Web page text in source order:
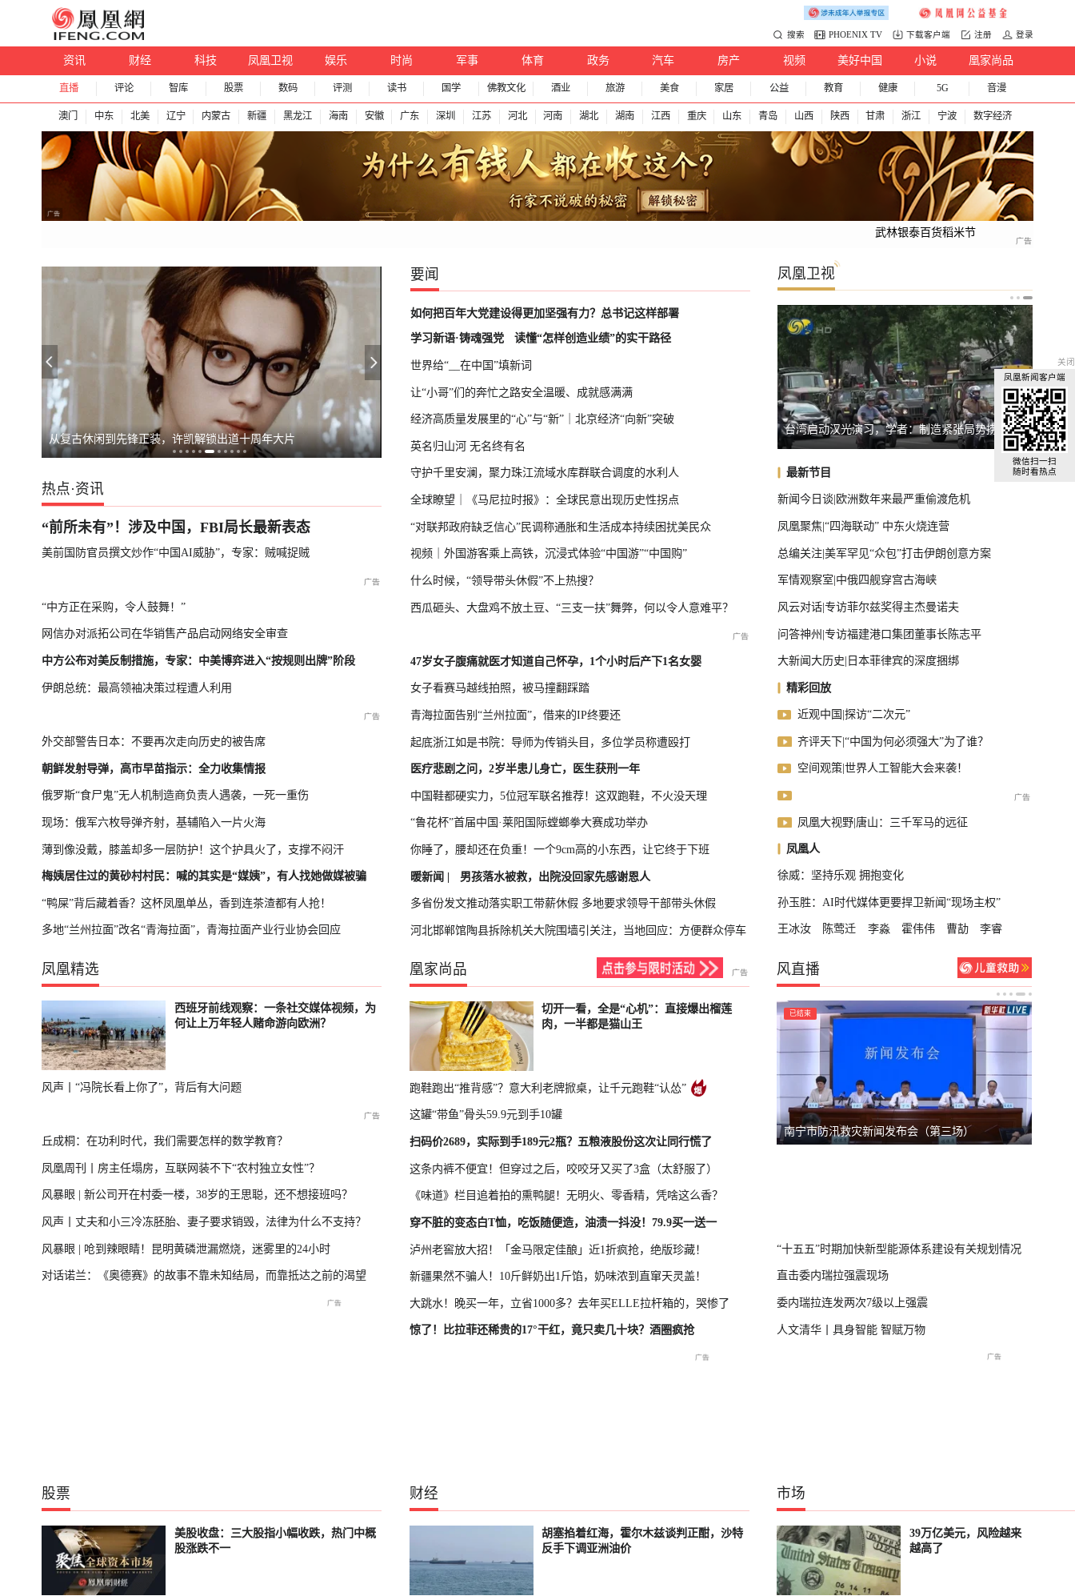
搜索 PHOENIX TV 下载客户端 注册 登录
资讯 财经 科技 凤凰卫视 娱乐 时尚 军事 体育 政务 汽车 房产 视频 美好中国 小说 凰家尚品
直播 评论 智库 股票 数码 评测 读书 国学 佛教文化 酒业 旅游 美食 家居 公益 教育 健康 5G 音漫
澳门 中东 北美 辽宁 内蒙古 新疆 黑龙江 海南 安徽 广东 深圳 江苏 河北 河南 湖北 湖南 江西 重庆 山东 青岛 山西 陕西 甘肃 浙江 宁波 数字经济
武林银泰百货稻米节
从复古休闲到先锋正装，许凯解锁出道十周年大片 越南将再购买18架俄制雅克-130M 古有朱元璋借它不还！今有故宫专家亲自背书，这聚宝盆有多神？
热点 ·资讯
“前所未有”！涉及中国，FBI局长最新表态
美前国防官员撰文炒作“中国AI威胁”，专家：贼喊捉贼
“中方正在采购，令人鼓舞！”
网信办对派拓公司在华销售产品启动网络安全审查
中方公布对美反制措施，专家：中美博弈进入“按规则出牌”阶段
伊朗总统：最高领袖决策过程遭人利用
外交部警告日本：不要再次走向历史的被告席
朝鲜发射导弹，高市早苗指示：全力收集情报
俄罗斯“食尸鬼”无人机制造商负责人遇袭，一死一重伤
现场：俄军六枚导弹齐射，基辅陷入一片火海
薄到像没戴，膝盖却多一层防护！这个护具火了，支撑不闷汗
梅姨居住过的黄砂村村民：喊的其实是“媒姨”，有人找她做媒被骗
“鸭屎”背后藏着香？这杯凤凰单丛，香到连茶渣都有人抢！
多地“兰州拉面”改名“青海拉面”，青海拉面产业行业协会回应
要闻
如何把百年大党建设得更加坚强有力？总书记这样部署
学习新语·铸魂强党
读懂“怎样创造业绩”的实干路径
世界给“__在中国”填新词
让“小哥”们的奔忙之路安全温暖、成就感满满
经济高质量发展里的“心”与“新”｜北京经济“向新”突破
英名归山河 无名终有名
守护千里安澜，聚力珠江流域水库群联合调度的水利人
全球瞭望｜《马尼拉时报》：全球民意出现历史性拐点
“对联邦政府缺乏信心”民调称通胀和生活成本持续困扰美民众
视频｜外国游客乘上高铁，沉浸式体验“中国游”“中国购”
什么时候，“领导带头休假”不上热搜？
西瓜砸头、大盘鸡不放土豆、“三支一扶”舞弊，何以令人意难平？
47岁女子腹痛就医才知道自己怀孕，1个小时后产下1名女婴
女子看赛马越线拍照，被马撞翻踩踏
青海拉面告别“兰州拉面”，借来的IP终要还
起底浙江如是书院：导师为传销头目，多位学员称遭殴打
医疗悲剧之问，2岁半患儿身亡，医生获刑一年
中国鞋都硬实力，5位冠军联名推荐！这双跑鞋，不火没天理
“鲁花杯”首届中国·莱阳国际螳螂拳大赛成功举办
你睡了，腰却还在负重！一个9cm高的小东西，让它终于下班
暖新闻 | 男孩落水被救，出院没回家先感谢恩人
多省份发文推动落实职工带薪休假 多地要求领导干部带头休假
河北邯郸馆陶县拆除机关大院围墙引关注，当地回应：方便群众停车
凤凰卫视
捞预算 专家：朝鲜发射导弹，威慑日本意图明显 俄罗斯警告德国援乌：或招致灾难性后果 台湾启动汉光演习，学者：制造紧张局势捞预算 专家：朝鲜发射导弹，威慑日本意图明显
最新节目
新闻今日谈|欧洲数年来最严重偷渡危机
凤凰聚焦|“四海联动” 中东火烧连营
总编关注|美军罕见“众包”打击伊朗创意方案
军情观察室|中俄四舰穿宫古海峡
风云对话|专访菲尔兹奖得主杰曼诺夫
问答神州|专访福建港口集团董事长陈志平
大新闻大历史|日本菲律宾的深度捆绑
精彩回放
近观中国|探访“二次元”
齐评天下|“中国为何必须强大”为了谁？
空间观策|世界人工智能大会来袭！
凤凰大视野|唐山：三千军马的远征
凤凰人
徐威：坚持乐观 拥抱变化
孙玉胜：AI时代媒体更要捍卫新闻“现场主权”
王冰汝 陈莺迁 李淼 霍伟伟 曹劼 李睿
凤凰精选
西班牙前线观察：一条社交媒体视频，为
何让上万年轻人赌命游向欧洲？
风声丨“冯院长看上你了”，背后有大问题
丘成桐：在功利时代，我们需要怎样的数学教育？
凤凰周刊丨房主任塌房，互联网装不下“农村独立女性”？
风暴眼 | 新公司开在村委一楼，38岁的王思聪，还不想接班吗？
风声丨丈夫和小三冷冻胚胎、妻子要求销毁，法律为什么不支持？
风暴眼 | 呛到辣眼睛！昆明黄磷泄漏燃烧，迷雾里的24小时
对话诺兰：《奥德赛》的故事不靠未知结局，而靠抵达之前的渴望
凰家尚品
切开一看，全是“心机”：直接爆出榴莲
肉，一半都是猫山王
跑鞋跑出“推背感”？意大利老牌掀桌，让千元跑鞋“认怂”
这罐“带鱼”骨头59.9元到手10罐
扫码价2689，实际到手189元2瓶？五粮液股份这次让同行慌了
这条内裤不便宜！但穿过之后，咬咬牙又买了3盒（太舒服了）
《味道》栏目追着拍的熏鸭腿！无明火、零香精，凭啥这么香？
穿不脏的变态白T恤，吃饭随便造，油渍一抖没！79.9买一送一
泸州老窖放大招！「金马限定佳酿」近1折疯抢，绝版珍藏！
新疆果然不骗人！10斤鲜奶出1斤馅，奶味浓到直窜天灵盖！
大跳水！晚买一年，立省1000多？去年买ELLE拉杆箱的，哭惨了
惊了！比拉菲还稀贵的17°干红，竟只卖几十块？酒圈疯抢
风直播
经济运行情况
已结束
最新进展
会
已结束 已结束
南宁市防汛救灾新闻发布会（第三场）
“十五五”时期加快新型能源体系建设有关规划情况
直击委内瑞拉强震现场
委内瑞拉连发两次7级以上强震
人文清华丨具身智能 智赋万物
股票
美股收盘：三大股指小幅收跌，热门中概
股涨跌不一
财经
胡塞掐着红海，霍尔木兹谈判正酣，沙特
反手下调亚洲油价
市场
39万亿美元，风险越来
越高了
关闭
凤凰新闻客户端
微信扫一扫
随时看热点